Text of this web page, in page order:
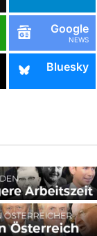
Google
NEWS
Bluesky